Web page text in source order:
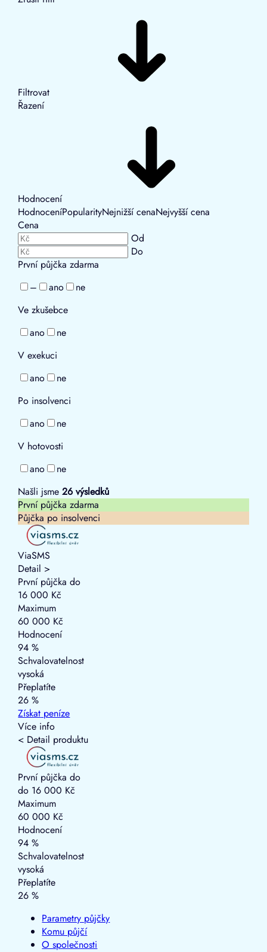
Filtrovat
Řazení
Hodnocení
HodnoceníPopularityNejnižší cenaNejvyšší cena
Cena
Od
Do
První půjčka zdarma
–
ano
ne
Ve zkušebce
ano
ne
V exekuci
ano
ne
Po insolvenci
ano
ne
V hotovosti
ano
ne
Našli jsme26 výsledků
První půjčka zdarma
Půjčka po insolvenci
ViaSMS
Detail >
První půjčka do
16 000 Kč
Maximum
60 000 Kč
Hodnocení
94 %
Schvalovatelnost
vysoká
Přeplatíte
26 %
Získat peníze
Více info
< Detail produktu
První půjčka do
do 16 000 Kč
Maximum
60 000 Kč
Hodnocení
94 %
Schvalovatelnost
vysoká
Přeplatíte
26 %
Parametry půjčky
Komu půjčí
O společnosti